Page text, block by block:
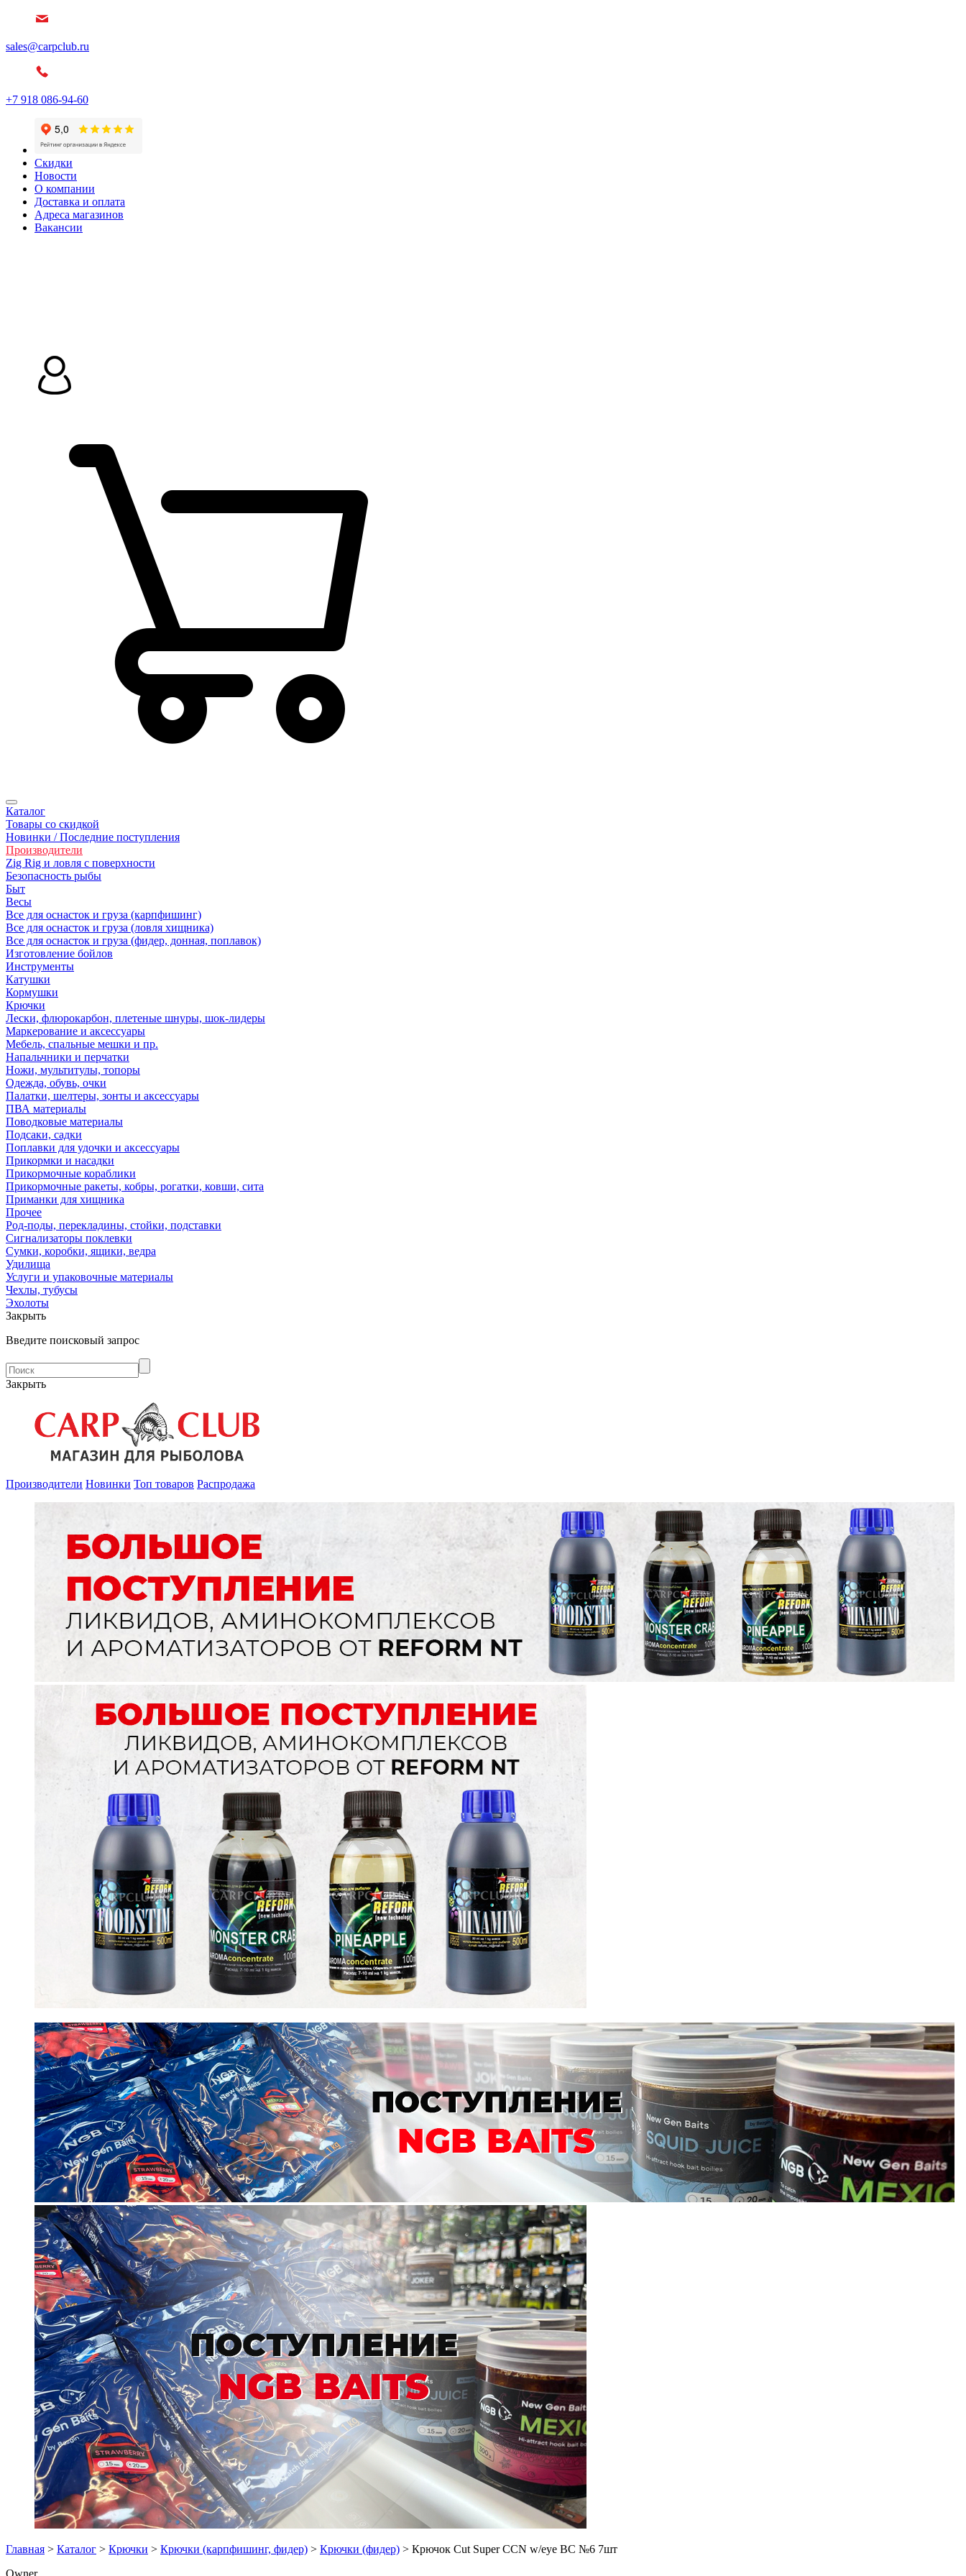
sales@carpclub.ru
+7 918 086-94-60
Скидки
Новости
О компании
Доставка и оплата
Адреса магазинов
Вакансии
Каталог
Товары со скидкой
Новинки / Последние поступления
Производители
Zig Rig и ловля с поверхности
Безoпасность рыбы
Быт
Весы
Все для оснасток и груза (карпфишинг)
Все для оснасток и груза (ловля хищника)
Все для оснасток и груза (фидер, донная, поплавок)
Изготовление бойлов
Инструменты
Катушки
Кормушки
Крючки
Лески, флюрокарбон, плетеные шнуры, шок-лидеры
Маркерование и аксессуары
Мебель, спальные мешки и пр.
Напальчники и перчатки
Ножи, мультитулы, топоры
Одежда, обувь, очки
Палатки, шелтеры, зонты и аксессуары
ПВА материалы
Поводковые материалы
Подсаки, садки
Поплавки для удочки и аксессуары
Прикормки и насадки
Прикормочные кораблики
Прикормочные ракеты, кобры, рогатки, ковши, сита
Приманки для хищника
Прочее
Род-поды, перекладины, стойки, подставки
Сигнализаторы поклевки
Сумки, коробки, ящики, ведра
Удилища
Услуги и упаковочные материалы
Чехлы, тубусы
Эхолоты
Закрыть
Введите поисковый запрос
Закрыть
Производители Новинки Топ товаров Распродажа
Главная > Каталог > Крючки > Крючки (карпфишинг, фидер) > Крючки (фидер) > Крючок Cut Super CCN w/eye BC №6 7шт
Owner